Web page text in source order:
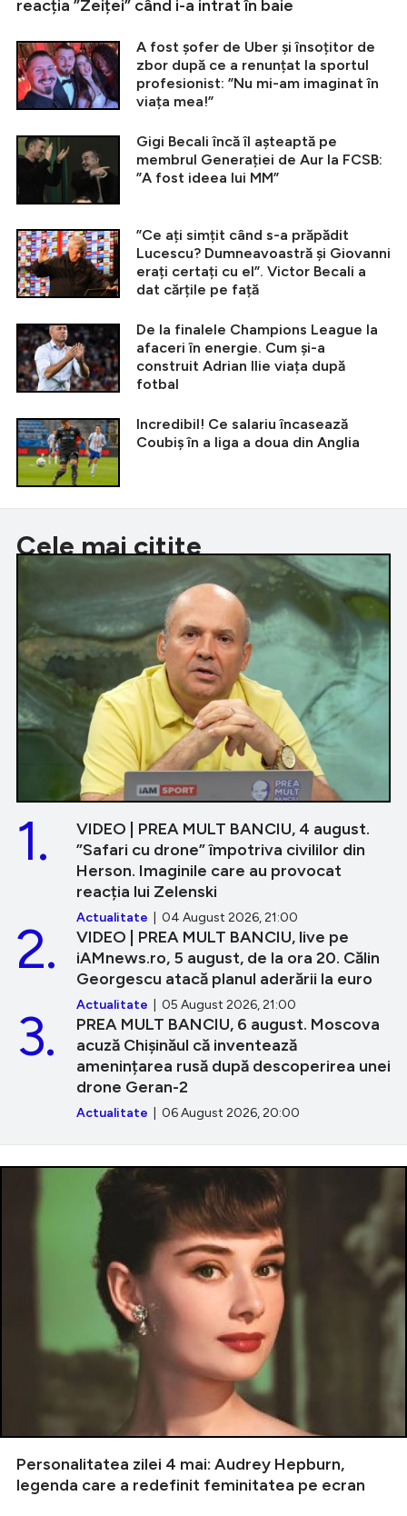
reacția ”Zeiței” când i-a intrat în baie
A fost șofer de Uber și însoțitor de
zbor după ce a renunțat la sportul
profesionist: ”Nu mi-am imaginat în
viața mea!”
Gigi Becali încă îl așteaptă pe
membrul Generației de Aur la FCSB:
”A fost ideea lui MM”
”Ce ați simțit când s-a prăpădit
Lucescu? Dumneavoastră și Giovanni
erați certați cu el”. Victor Becali a
dat cărțile pe față
De la finalele Champions League la
afaceri în energie. Cum și-a
construit Adrian Ilie viața după
fotbal
Incredibil! Ce salariu încasează
Coubiș în a liga a doua din Anglia
Cele mai citite
VIDEO | PREA MULT BANCIU, 4 august.
”Safari cu drone” împotriva civililor din
Herson. Imaginile care au provocat
reacția lui Zelenski
Actualitate | 04 August 2026, 21:00
1.
VIDEO | PREA MULT BANCIU, live pe
iAMnews.ro, 5 august, de la ora 20. Călin
Georgescu atacă planul aderării la euro
Actualitate | 05 August 2026, 21:00
2.
PREA MULT BANCIU, 6 august. Moscova
acuză Chișinăul că inventează
amenințarea rusă după descoperirea unei
drone Geran-2
Actualitate | 06 August 2026, 20:00
3.
Personalitatea zilei 4 mai: Audrey Hepburn,
legenda care a redefinit feminitatea pe ecran